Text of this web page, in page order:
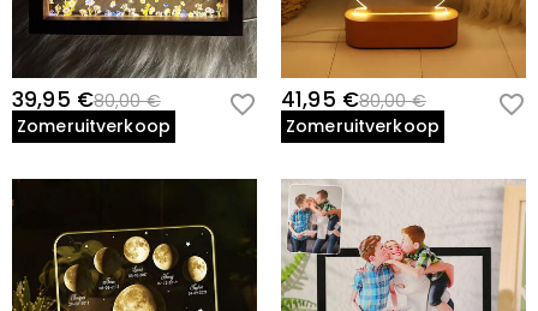
geretourneerd met uw geretourneerde artikel.
39,95 €80,00 €
Zomeruitverkoop
41,95 €80,00 €
Zomeruitverkoop